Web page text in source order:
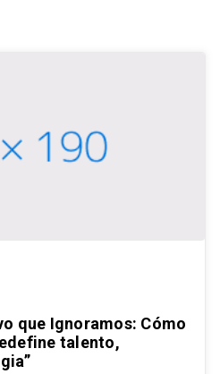
que Ignoramos: Cómo
talento,